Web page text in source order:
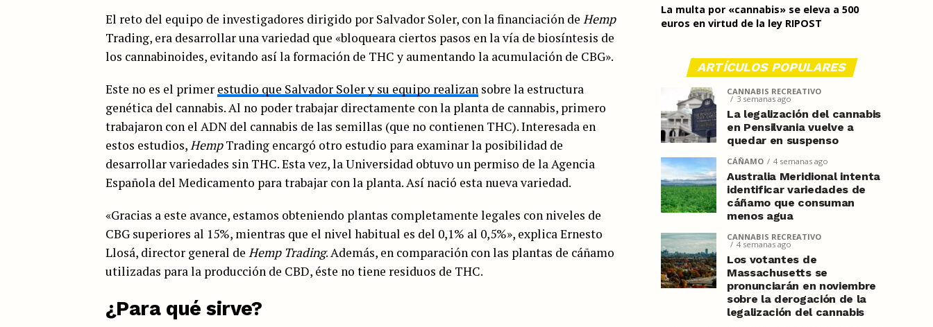
El reto del equipo de investigadores dirigido por Salvador Soler, con la financiación de Hemp
Trading, era desarrollar una variedad que «bloqueara ciertos pasos en la vía de biosíntesis de
los cannabinoides, evitando así la formación de THC y aumentando la acumulación de CBG».
Este no es el primer estudio que Salvador Soler y su equipo realizan sobre la estructura
genética del cannabis. Al no poder trabajar directamente con la planta de cannabis, primero
trabajaron con el ADN del cannabis de las semillas (que no contienen THC). Interesada en
estos estudios,HempTrading encargó otro estudio para examinar la posibilidad de
desarrollar variedades sin THC. Esta vez, la Universidad obtuvo un permiso de la Agencia
Española del Medicamento para trabajar con la planta. Así nació esta nueva variedad.
«Gracias a este avance, estamos obteniendo plantas completamente legales con niveles de
CBG superiores al 15%, mientras que el nivel habitual es del 0,1% al 0,5%», explica Ernesto
Llosá, director general de Hemp Trading. Además, en comparación con las plantas de cáñamo
utilizadas para la producción de CBD, éste no tiene residuos de THC.
¿Para qué sirve?
La multa por «cannabis» se eleva a 500
euros en virtud de la ley RIPOST
ARTÍCULOS POPULARES
CANNABIS RECREATIVO
3 semanas ago
La legalización del cannabis
en Pensilvania vuelve a
quedar en suspenso
CÁÑAMO 4 semanas ago
Australia Meridional intenta
identificar variedades de
cáñamo que consuman
menos agua
CANNABIS RECREATIVO
4 semanas ago
Los votantes de
Massachusetts se
pronunciarán en noviembre
sobre la derogación de la
legalización del cannabis